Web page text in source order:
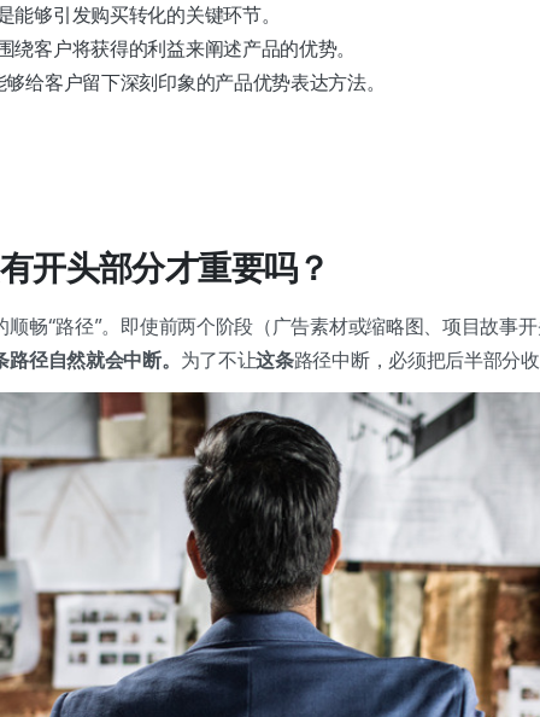
能够引发购买转化的关键环节。
绕客户将获得的利益来阐述产品的优势。
给客户留下深刻印象的产品优势表达方法。
开头部分才重要吗？
顺畅“路径”。即使前两个阶段（广告素材或缩略图、项目故事
径自然就会中断。 为了不让这条路径中断，必须把后半部分